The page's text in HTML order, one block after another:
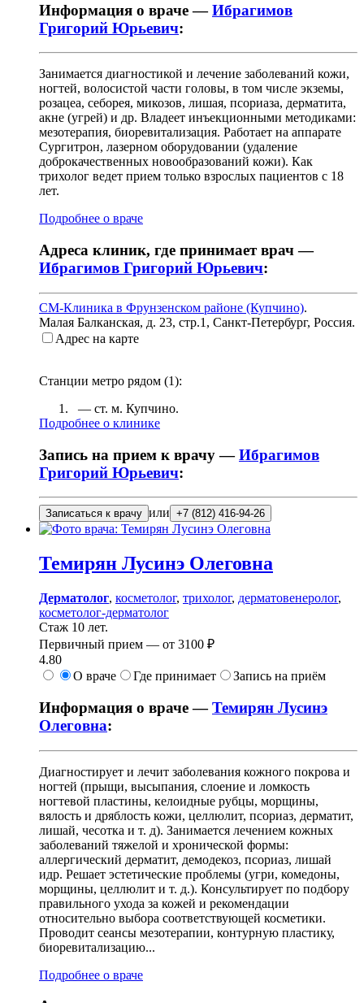
Информация о враче —Ибрагимов
Григорий Юрьевич:
Занимается диагностикой и лечение заболеваний кожи,
ногтей, волосистой части головы, в том числе экземы,
розацеа, себорея, микозов, лишая, псориаза, дерматита,
акне (угрей) и др. Владеет инъекционными методиками:
мезотерапия, биоревитализация. Работает на аппарате
Сургитрон, лазерном оборудовании (удаление
доброкачественных новообразований кожи). Как
трихолог ведет прием только взрослых пациентов с 18
лет.
Подробнее о враче
Адреса клиник, где принимает врач —
Ибрагимов Григорий Юрьевич:
СМ-Клиника в Фрунзенском районе (Купчино).
Малая Балканская, д. 23, стр.1 , Санкт-Петербург, Россия.
Адрес на карте
Станции метро рядом (1):
— ст. м. Купчино.
Подробнее о клинике
Запись на прием к врачу —Ибрагимов
Григорий Юрьевич:
Записаться к врачу или +7 (812) 416-94-26
Темирян Лусинэ Олеговна
Дерматолог, косметолог, трихолог, дерматовенеролог,
косметолог-дерматолог
Стаж 10 лет.
Первичный прием — от 3100 ₽
4.80
О враче
Где принимает Запись на приём
Информация о враче —Темирян Лусинэ
Олеговна:
Диагностирует и лечит заболевания кожного покрова и
ногтей (прыщи, высыпания, слоение и ломкость
ногтевой пластины, келоидные рубцы, морщины,
вялость и дряблость кожи, целлюлит, псориаз, дерматит,
лишай, чесотка и т. д). Занимается лечением кожных
заболеваний тяжелой и хронической формы:
аллергический дерматит, демодекоз, псориаз, лишай
идр. Решает эстетические проблемы (угри, комедоны,
морщины, целлюлит и т. д.). Консультирует по подбору
правильного ухода за кожей и рекомендации
относительно выбора соответствующей косметики.
Проводит сеансы мезотерапии, контурную пластику,
биоревитализацию...
Подробнее о враче